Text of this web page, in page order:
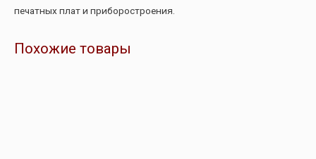
печатных плат и приборостроения.
Похожие товары